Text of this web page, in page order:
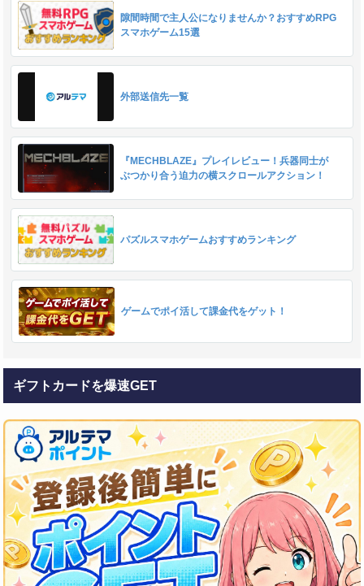
隙間時間で主人公になりませんか？おすすめRPG
スマホゲーム15選
外部送信先一覧
『MECHBLAZE』プレイレビュー！兵器同士が
ぶつかり合う迫力の横スクロールアクション！
パズルスマホゲームおすすめランキング
ゲームでポイ活して課金代をゲット！
ギフトカードを爆速GET